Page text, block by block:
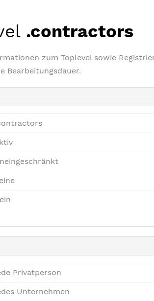
.contractors
zum Toplevel sowie
Bearbeitungsdauer.
Privatperson
Unternehmen